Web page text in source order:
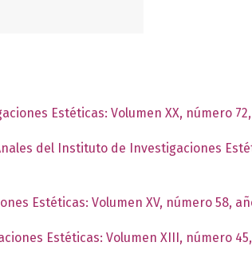
Estéticas: Volumen XX, número
del Instituto de Investigaciones
Estéticas: Volumen XV, número 58,
Estéticas: Volumen XIII, número 45,